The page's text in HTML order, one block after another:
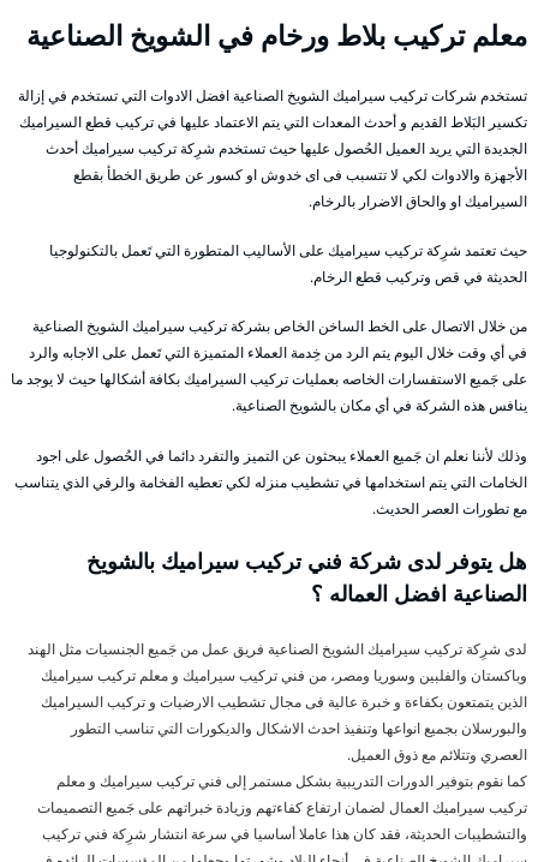
معلم تركيب بلاط ورخام في الشويخ الصناعية
تستخدم شركات تركيب سيراميك الشويخ الصناعية افضل الادوات التي تستخدم في إزالة
تكسير البَلاط القديم و أحدث المعدات التي يتم الاعتماد عليها في تركيب قطع السيراميك
الجديدة التي يريد العميل الحُصول عليها حيث تستخدم شرِكة تركيب سيراميك أحدث
الأجهزة والادوات لكي لا تتسبب فى اى خدوش او كسور عن طريق الخطأ بقطع
السيراميك او والحاق الاضرار بالرخام.
حيث تعتمد شرِكة تركيب سيراميك على الأساليب المتطورة التي تَعمل بالتكنولوجيا
الحديثة في قص وتركيب قطع الرخام.
من خلال الاتصال على الخط الساخن الخاص بشركة تركيب سيراميك الشويخ الصناعية
في أي وقت خلال اليوم يتم الرد من خِدمة العملاء المتميزة التي تَعمل على الاجابه والرد
على جَميع الاستفسارات الخاصه بعمليات تركيب السيراميك بكافة أشكالها حيث لا يوجد ما
ينافس هذه الشركة في أي مكان بالشويخ الصناعية.
وذلك لأننا نعلم ان جَميع العملاء يبحثون عن التميز والتفرد دائما في الحُصول على اجود
الخامات التي يتم استخدامها في تشطيب منزله لكي تعطيه الفخامة والرقي الذي يتناسب
مع تطورات العصر الحديث.
هل يتوفر لدى شركة فني تركيب سيراميك بالشويخ
الصناعية افضل العماله ؟
لدى شرِكة تركيب سيراميك الشويخ الصناعية فريق عمل من جَميع الجنسيات مثل الهند
وباكستان والفلبين وسوريا ومصر، من فني تركيب سيراميك و معلم تركيب سيراميك
الذين يتمتعون بكفاءة و خبرة عالية فى مجال تشطيب الارضيات و تركيب السيراميك
والبورسلان بجميع انواعها وتنفيذ احدث الاشكال والديكورات التي تناسب التطور
العصري وتتلائم مع ذوق العميل.
كما نقوم بتوفير الدورات التدريبية بشكل مستمر إلى فني تركيب سيراميك و معلم
تركيب سيراميك العمال لضمان ارتفاع كفاءتهم وزيادة خبراتهم على جَميع التصميمات
والتشطيبات الحديثة، فقد كان هذا عاملا أساسيا في سرعة انتشار شرِكة فني تركيب